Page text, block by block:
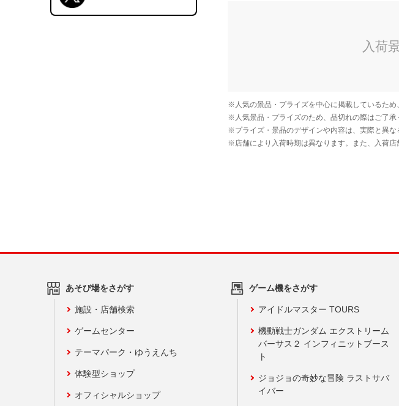
あそび場をさがす
施設・店舗検索
ゲームセンター
テーマパーク・ゆうえんち
体験型ショップ
オフィシャルショップ
ゲーム機をさがす
アイドルマスター TOURS
機動戦士ガンダム エクストリーム
バーサス２ インフィニットブース
ト
ジョジョの奇妙な冒険 ラストサバ
イバー